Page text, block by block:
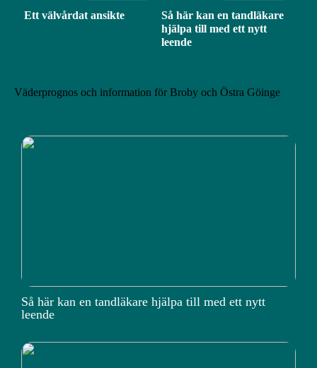
Ett välvårdat ansikte
Så här kan en tandläkare
hjälpa till med ett nytt
leende
Väderprognos och information för Broby och Östra Göinge
Så här kan en tandläkare hjälpa till med ett nytt
leende